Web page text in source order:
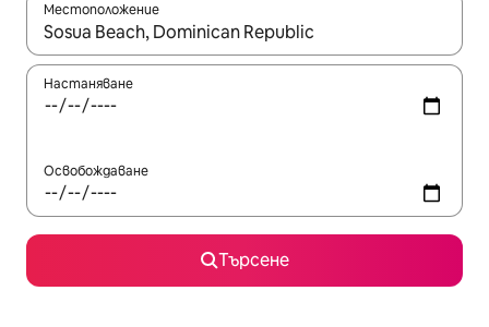
Местоположение
Когато резултатите се покажат, използвайте
Настаняване
Освобождаване
Търсене